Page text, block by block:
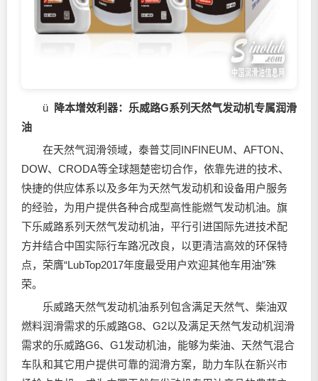
ü 降本增效利器：乐威路G系列天然气发动机专属润滑
油
在天然气润滑领域，泰普艾同INFINEUM、AFTON、
DOW、CRODA等全球翘楚密切合作，依靠先进的技术、
快捷的供应体系以及多年为天然气发动机和设备用户服务
的经验，为用户提供各种合成型高性能燃气发动机油。旗
下乐威路系列天然气发动机油，平行引进国际先进技术配
方并结合中国实际行车路况改良，以更清洁高效的环保特
点，荣膺“LubTop2017年度最受用户欢迎其他车用油”殊
荣。
乐威路天然气发动机油系列包含满足天然气、柴油双
燃料润滑需求的乐威路G8、G2以及满足天然气发动机润滑
需求的乐威路G6、G1发动机油，能够为柴油、天然气混合
车队和其它用户提供可靠的润滑方案，助力车队在新兴市